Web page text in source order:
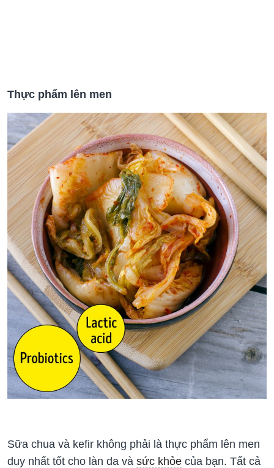
Thực phẩm lên men
Sữa chua và kefir không phải là thực phẩm lên men
duy nhất tốt cho làn da và sức khỏe của bạn. Tất cả